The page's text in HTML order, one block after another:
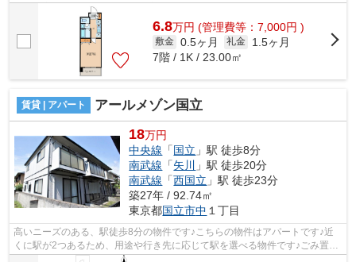
ても充実しています。行く先に応じて...
6.8万円 (管理費等：7,000円 )
敷金 0.5ヶ月 礼金
1.5ヶ月
7階 / 1K / 23.00㎡
賃貸 | アパート アールメゾン国立
18万円
中央線 「国立 」駅 徒歩8分
南武線 「矢川
」駅 徒歩20分
南武線 「西国立 」駅 徒歩23分
築27年 / 92.74㎡
東京都国立市中 １丁目
高いニーズのある、駅徒歩8分の物件です♪こちらの物件はアパートです♪近
くに駅が2つあるため、用途や行き先に応じて駅を選べる物件です♪ごみ置き
場は敷地内にあります♪当社スタッフが...